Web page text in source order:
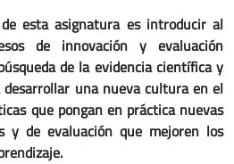
esta asignatura es introducir al
de innovación y evaluación
de la evidencia científica y
una nueva cultura en el
que pongan en práctica nuevas
y de evaluación que mejoren los